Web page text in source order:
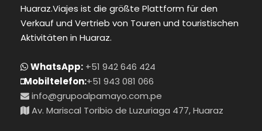
Huaraz.Viajes ist die größte Plattform für den
Verkauf und Vertrieb von Touren und touristischen
Aktivitäten in Huaraz.
WhatsApp: +51 942 646 424
Mobiltelefon:+51 943 081 066
info@grupoalpamayo.com.pe
Av. Mariscal Toribio de Luzuriaga 477, Huaraz